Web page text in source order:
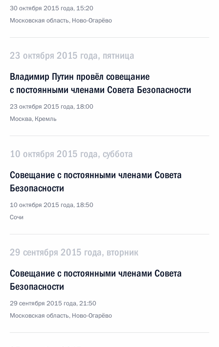
30 октября 2015 года, 15:20
Московская область, Ново-Огарёво
23 октября 2015 года, пятница
Владимир Путин провёл совещание
с постоянными членами Совета Безопасности
23 октября 2015 года, 18:00
Москва, Кремль
10 октября 2015 года, суббота
Совещание с постоянными членами Совета
Безопасности
10 октября 2015 года, 18:50
Сочи
29 сентября 2015 года, вторник
Совещание с постоянными членами Совета
Безопасности
29 сентября 2015 года, 21:50
Московская область, Ново-Огарёво